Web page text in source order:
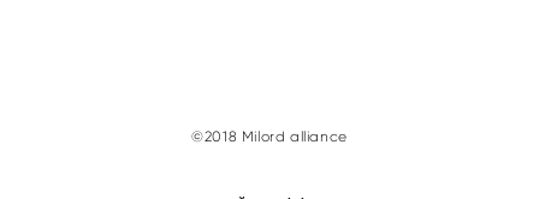
©2018 Milord alliance